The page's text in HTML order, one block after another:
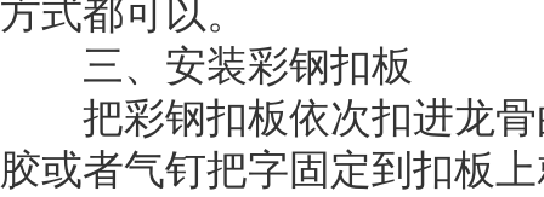
方式都可以。
三、安装彩钢扣板
把彩钢扣板依次扣进龙骨
胶或者气钉把字固定到扣板